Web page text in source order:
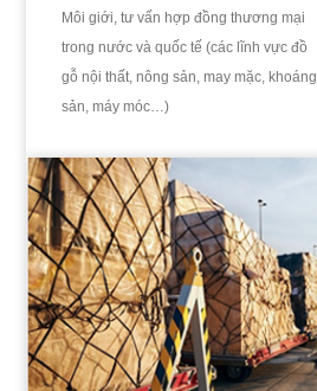
Môi giới, tư vấn hợp đồng thương mại
trong nước và quốc tế (các lĩnh vực đồ
gỗ nội thất, nông sản, may mặc, khoáng
sản, máy móc…)